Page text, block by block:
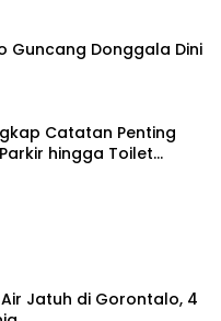
Guncang Donggala Dini
Catatan Penting
hingga Toilet
Air Jatuh di Gorontalo, 4